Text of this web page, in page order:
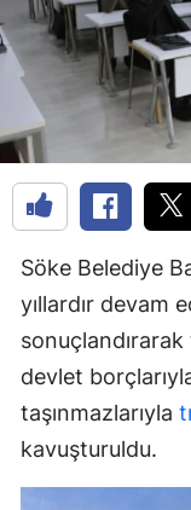
Söke Belediye
yıllardır devam
devlet
taşınmazlarıyla
kavuşturuldu.